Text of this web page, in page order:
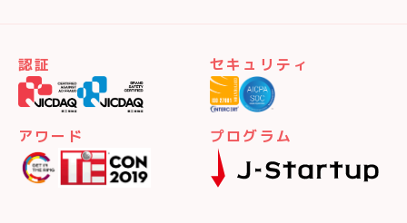
認証 セキュリティ
アワード プログラム